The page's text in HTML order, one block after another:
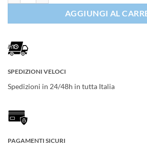
AGGIUNGI AL
SPEDIZIONI VELOCI
Spedizioni in 24/48h in tutta Italia
PAGAMENTI SICURI